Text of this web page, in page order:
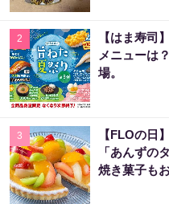
2
【はま寿司
メニューは
場。
3
【FLOの日
「あんずの
焼き菓子もお